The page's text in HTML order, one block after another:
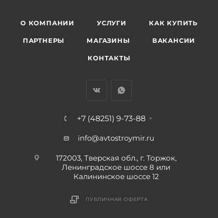
О КОМПАНИИ УСЛУГИ КАК КУПИТЬ
ПАРТНЕРЫ МАГАЗИНЫ ВАКАНСИИ
КОНТАКТЫ
+7 (48251) 9-73-88
info@avtostroymir.ru
172003, Тверская обл., г. Торжок,
Ленинградское шоссе 8 или
Калининское шоссе 12
ПУБЛИЧНАЯ ОФЕРТА